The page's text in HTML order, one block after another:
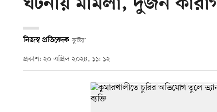
ঘটনায় মামলা, দুজন
নিজস্ব প্রতিবেদক কুষ্টিয়া
প্রকাশ: ২০ এপ্রিল ২০২৪, ১১: ১২